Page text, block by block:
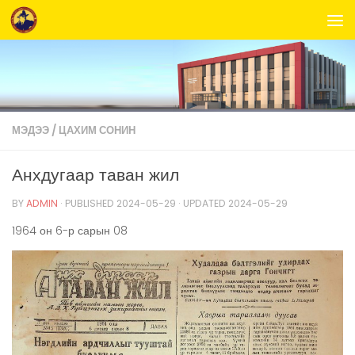
Skip to content
МЭДЭЭ / ЦАХИМ СОНИН
Анхдугаар таван жил
BYADMIN · PUBLISHED 2024-05-29 · UPDATED 2024-05-29
1964 он 6-р сарын 08